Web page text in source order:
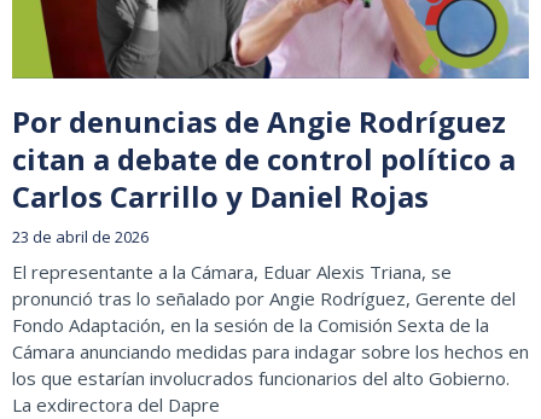
Por denuncias de Angie Rodríguez
citan a debate de control político a
Carlos Carrillo y Daniel Rojas
23 de abril de 2026
El representante a la Cámara, Eduar Alexis Triana, se
pronunció tras lo señalado por Angie Rodríguez, Gerente del
Fondo Adaptación, en la sesión de la Comisión Sexta de la
Cámara anunciando medidas para indagar sobre los hechos en
los que estarían involucrados funcionarios del alto Gobierno.
La exdirectora del Dapre